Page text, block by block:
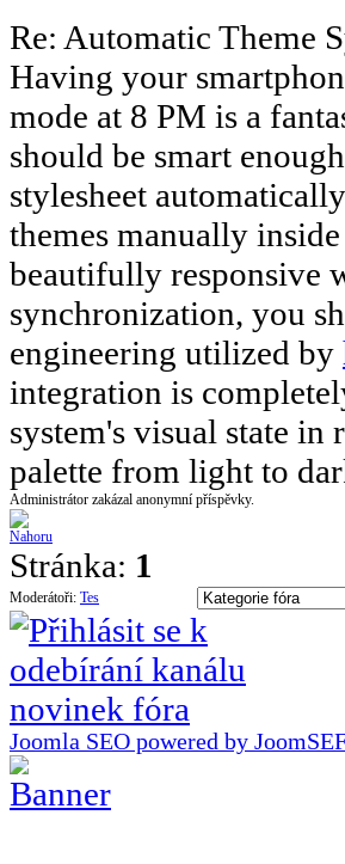
Re: Automatic Theme
Having your
mode at 8 PM is a
should be smart
stylesheet
themes manually
beautifully responsive
synchronization, you
engineering utilized by
integration is
system's visual state
palette from light to
Administrátor zakázal anonymní příspěvky.
Stránka: 1
Moderátoři: Tes
Joomla SEO powered by